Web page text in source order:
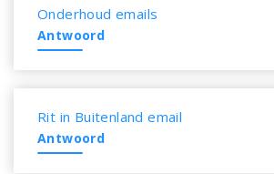
Onderhoud emails
Antwoord
Rit in Buitenland email
Antwoord